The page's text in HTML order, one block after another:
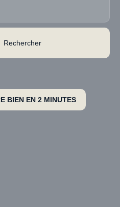
Rechercher
BIEN EN 2 MINUTES